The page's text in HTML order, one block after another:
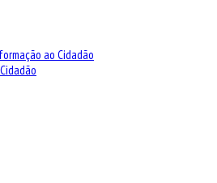
ao Cidadão